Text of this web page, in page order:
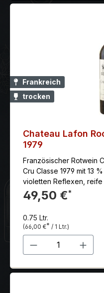
Frankreich
trocken
Chateau Lafon
1979
Französischer Rotwein
Cru Classe 1979 mit 13 % vol. Sattes
violetten Reflexen,
Beerenfrüchten;
Holznoten, mineralisch,
Gemeinde Saint-
Médoc, 50 km nördlich
Appellation Contrôlée
Qualitätswein
1855 offiziellen
Geheimtipp! Durch
49,50 €*
0.75 Ltr.
(66,00 €* / 1 Ltr.)
Produkt